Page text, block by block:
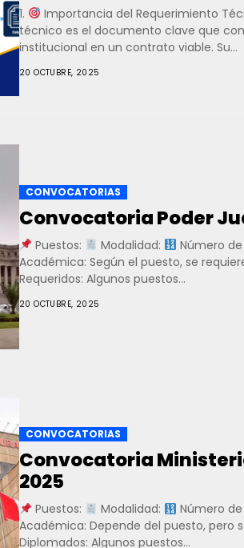
1.
Importancia del Requerimiento
técnico es el documento clave que
institucional en un contrato viable. Su...
20 OCTUBRE, 2025
CONVOCATORIAS
Convocatoria Poder
Puestos: Modalidad: Número
Académica: Según el puesto, se
Requeridos: Algunos puestos...
20 OCTUBRE, 2025
CONVOCATORIAS
Convocatoria
2025
Puestos: Modalidad: Número
Académica: Depende del puesto, pero
Diplomados: Algunos puestos...